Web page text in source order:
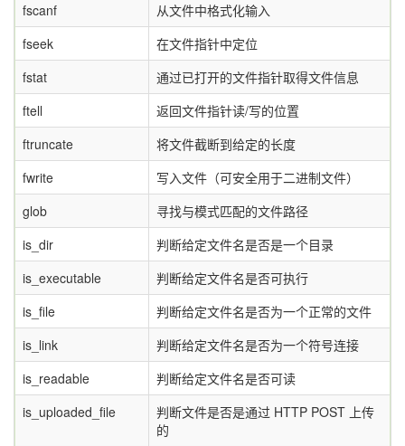
fscanf
从文件中格式化输入
fseek
在文件指针中定位
fstat
通过已打开的文件指针取得文件信息
ftell
返回文件指针读/写的位置
ftruncate
将文件截断到给定的长度
fwrite
写入文件（可安全用于二进制文件）
glob
寻找与模式匹配的文件路径
is_dir
判断给定文件名是否是一个目录
is_executable
判断给定文件名是否可执行
is_file
判断给定文件名是否为一个正常的文件
is_link
判断给定文件名是否为一个符号连接
is_readable
判断给定文件名是否可读
is_uploaded_file
判断文件是否是通过 HTTP POST 上传
的